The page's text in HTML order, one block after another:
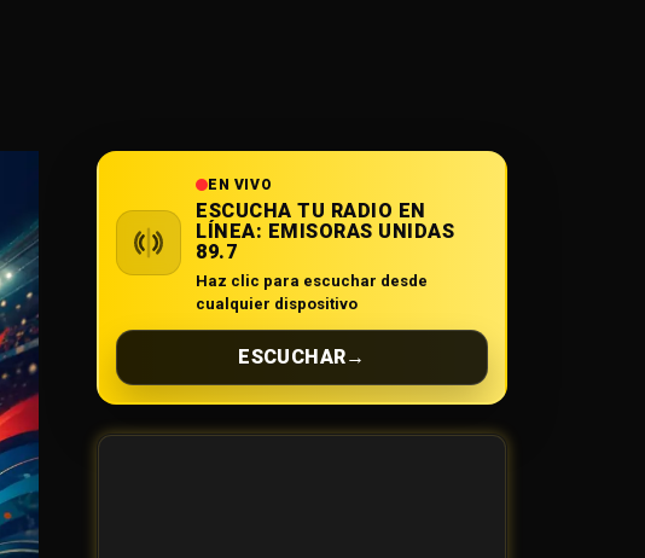
EN VIVO
ESCUCHA TU RADIO EN
LÍNEA: EMISORAS UNIDAS
89.7
Haz clic para escuchar desde
cualquier dispositivo
ESCUCHAR→